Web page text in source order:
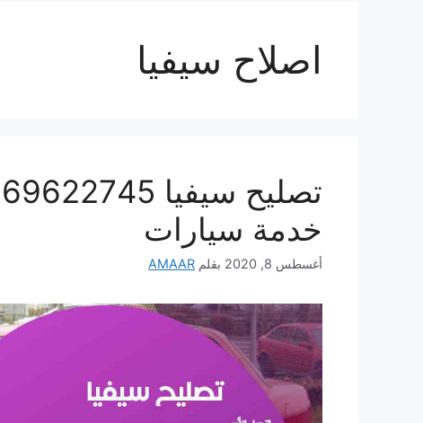
اصلاح سيفيا
خدمة سيارات
أغسطس 8, 2020 بقلم AMAAR